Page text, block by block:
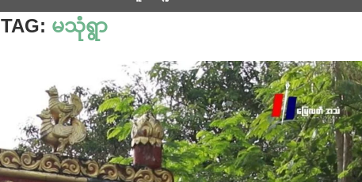
TAG: မသုံရွာ